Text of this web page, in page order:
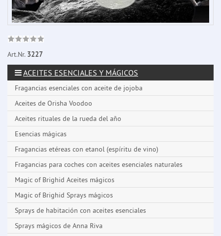
Art.Nr. 3227
ACEITES ESENCIALES Y MÁGICOS
Fragancias esenciales con aceite de jojoba
Aceites de Orisha Voodoo
Aceites rituales de la rueda del año
Esencias mágicas
Fragancias etéreas con etanol (espíritu de vino)
Fragancias para coches con aceites esenciales naturales
Magic of Brighid Aceites mágicos
Magic of Brighid Sprays mágicos
Sprays de habitación con aceites esenciales
Sprays mágicos de Anna Riva